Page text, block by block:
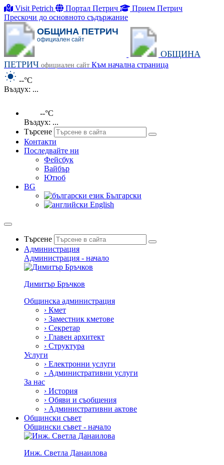
Visit Petrich Портал Петрич
Прием Петрич
Прескочи до основното съдържание
ОБЩИНА ПЕТРИЧ
официален сайт
ОБЩИНА
ПЕТРИЧ официален сайт Към начална страница
--°C
Въздух: ...
--°C
Въздух: ...
Търсене
Контакти
Последвайте ни
Фейсбук
Вайбър
Ютюб
BG
Български
English
Търсене
Администрация
Администрация - начало
Димитър Бръчков
Общинска администрация
› Кмет
› Заместник кметове
› Секретар
› Главен архитект
› Структура
Услуги
› Електронни услуги
› Административни услуги
За нас
› История
› Обяви и съобщения
› Административни актове
Общински съвет
Общински съвет - начало
Инж. Светла Данаилова